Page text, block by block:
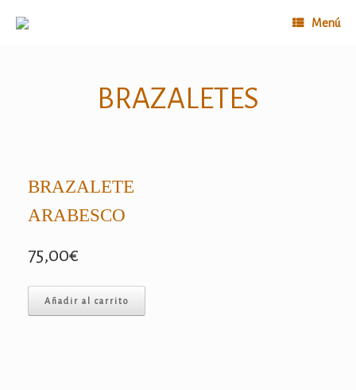
Menú
BRAZALETES
BRAZALETE
ARABESCO
75,00€
Añadir al carrito